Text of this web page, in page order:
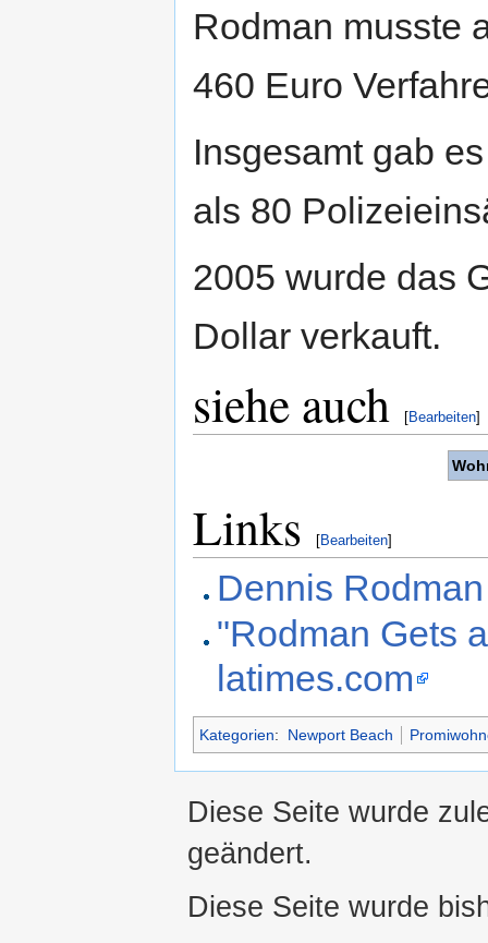
Rodman musste
460 Euro
Insgesamt gab
als 80
2005 wurde das
Dollar verkauft.
siehe auch [Bearbeiten]
Links [Bearbeiten]
Dennis
"Rodman Gets
latimes.com
Kategorien: Newport Beach
Diese Seite wurde
geändert.
Diese Seite wurde